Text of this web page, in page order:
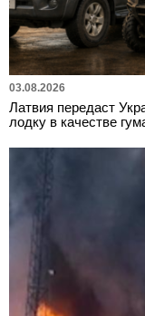
03.08.2026
Латвия передаст
лодку в качестве